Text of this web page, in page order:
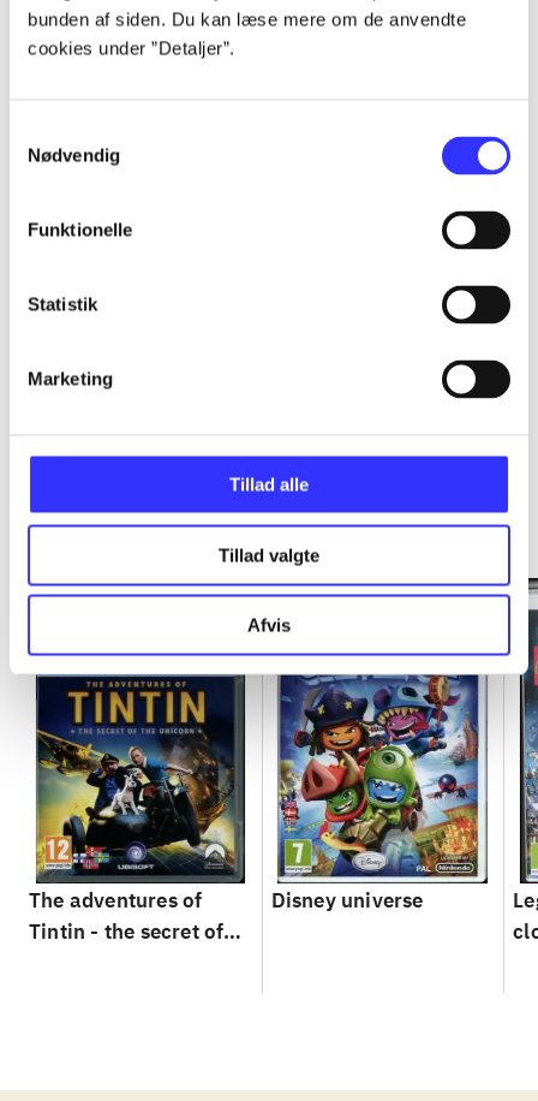
bunden af siden. Du kan læse mere om de anvendte
cookies under ”Detaljer”.
Nødvendig
Funktionelle
Statistik
Marketing
Tillad alle
Tillad valgte
Afvis
...
Minder om
The adventures of
Tintin - the secret of
Disney universe